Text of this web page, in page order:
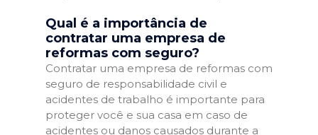
Qual é a importância de
contratar uma empresa de
reformas com seguro?
Contratar uma empresa de reformas com
seguro de responsabilidade civil e
acidentes de trabalho é importante para
proteger você e sua casa em caso de
acidentes ou danos causados durante a